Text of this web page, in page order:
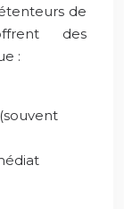
de
des
: